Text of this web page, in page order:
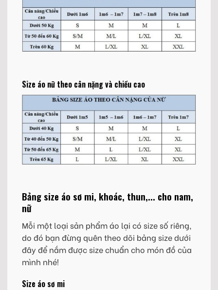
Size áo nữ theo cân nặng và chiều cao
Bảng size áo sơ mi, khoác, thun,... cho nam,
nữ
Mỗi một loại sản phẩm áo lại có size số riêng,
do đó bạn đừng quên theo dõi bảng size dưới
đây để nắm được size chuẩn cho món đồ của
mình nhé!
Size áo sơ mi